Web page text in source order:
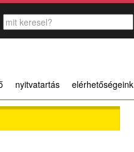
nyitvatartás elérhetőségeink